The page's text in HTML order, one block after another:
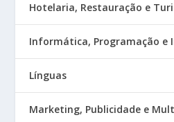
Hotelaria, Restauração e
Informática, Programação e
Línguas
Marketing, Publicidade e